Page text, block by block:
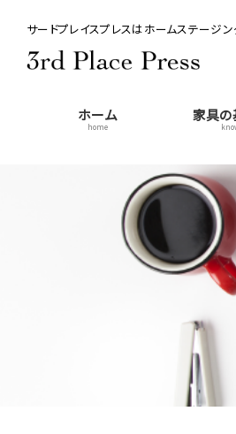
サードプレイスプレスはホームステージ
ホーム
home
家具